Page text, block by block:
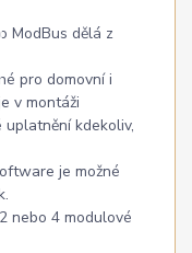
ModBus dělá z
pro domovní i
v montáži
kdekoliv,
je možné
nebo 4 modulové